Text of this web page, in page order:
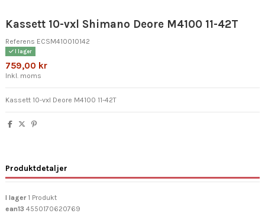
Kassett 10-vxl Shimano Deore M4100 11-42T
Referens ECSM410010142
I lager
759,00 kr
Inkl. moms
Kassett 10-vxl Deore M4100 11-42T
Produktdetaljer
I lager 1 Produkt
ean13 4550170620769